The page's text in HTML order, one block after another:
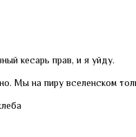
кесарь прав, и я уйду.
Мы на пиру вселенском